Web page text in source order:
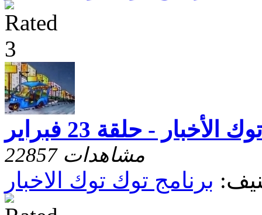
الأخبار - حلقة 23 فبراير
22857 مشاهدات
برنامج توك توك الاخبار